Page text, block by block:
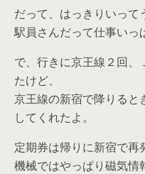
だって、はっきりいって
駅員さんだって仕事いっ
で、行きに京王線２回、
たけど、
京王線の新宿で降りると
してくれたよ。
定期券は帰りに新宿で再
機械ではやっぱり磁気情